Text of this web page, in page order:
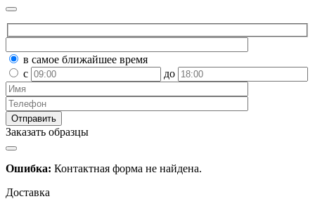
в самое ближайшее время
с
до
Заказать образцы
Ошибка: Контактная форма не найдена.
Доставка